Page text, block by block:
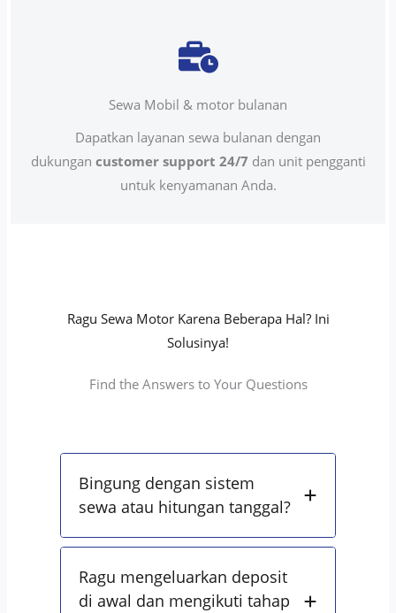
Sewa Mobil & motor bulanan
Dapatkan layanan sewa bulanan dengan
dukungan customer support 24/7 dan unit pengganti
untuk kenyamanan Anda.
Ragu Sewa Motor Karena Beberapa Hal? Ini
Solusinya!
Find the Answers to Your Questions
Bingung dengan sistem
sewa atau hitungan tanggal?
Ragu mengeluarkan deposit
di awal dan mengikuti tahap